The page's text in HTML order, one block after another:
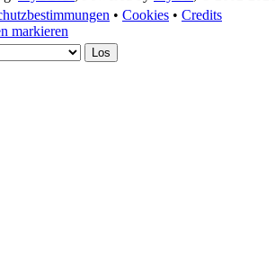
• Cookies • Credits
markieren